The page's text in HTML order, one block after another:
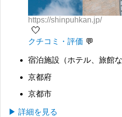
https://shinpuhkan.jp/
🤍
クチコミ・評価
宿泊施設（ホテル、旅館な
京都府
京都市
▶ 詳細を見る